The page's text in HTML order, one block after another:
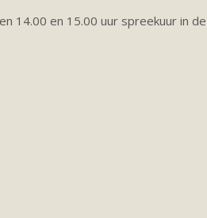
14.00 en 15.00 uur spreekuur in